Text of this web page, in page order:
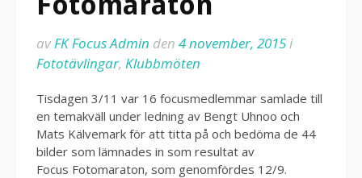
avFK Focus Admin den 4 november, 2015i
Fototävlingar, Klubbmöten
Tisdagen 3/11 var 16 focusmedlemmar samlade till
en temakväll under ledning av Bengt Uhnoo och
Mats Kälvemark för att titta på och bedöma de 44
bilder som lämnades in som resultat av
Focus Fotomaraton, som genomfördes 12/9.